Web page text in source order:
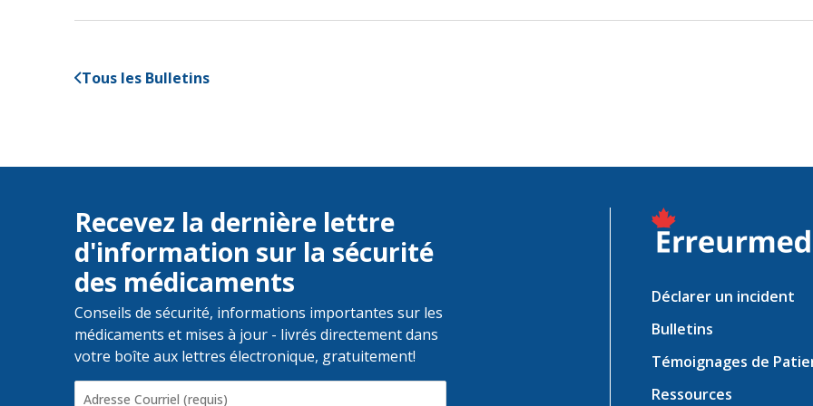
Tous les Bulletins
Recevez la dernière lettre
d'information sur la sécurité
des médicaments
Conseils de sécurité, informations importantes sur les
médicaments et mises à jour - livrés directement dans
votre boîte aux lettres électronique, gratuitement!
Adresse
Courriel(Required)
Déclarer un incident
Bulletins
Témoignages de
Ressources